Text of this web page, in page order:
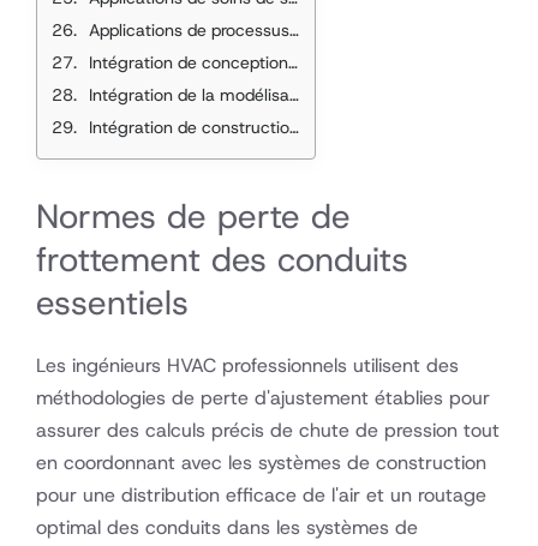
Applications de processus industriels
Intégration de conception avancée
Intégration de la modélisation des informations du bâtiment
Intégration de construction intelligente
Normes de perte de
frottement des conduits
essentiels
Les ingénieurs HVAC professionnels utilisent des
méthodologies de perte d'ajustement établies pour
assurer des calculs précis de chute de pression tout
en coordonnant avec les systèmes de construction
pour une distribution efficace de l'air et un routage
optimal des conduits dans les systèmes de